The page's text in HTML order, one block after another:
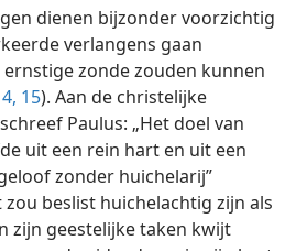
dienen bijzonder voorzichtig
verlangens gaan
zonde zouden kunnen
15). Aan de christelijke
Paulus: „Het doel van
uit een rein hart en uit een
zonder huichelarij”
zou beslist huichelachtig zijn als
zijn geestelijke taken kwijt